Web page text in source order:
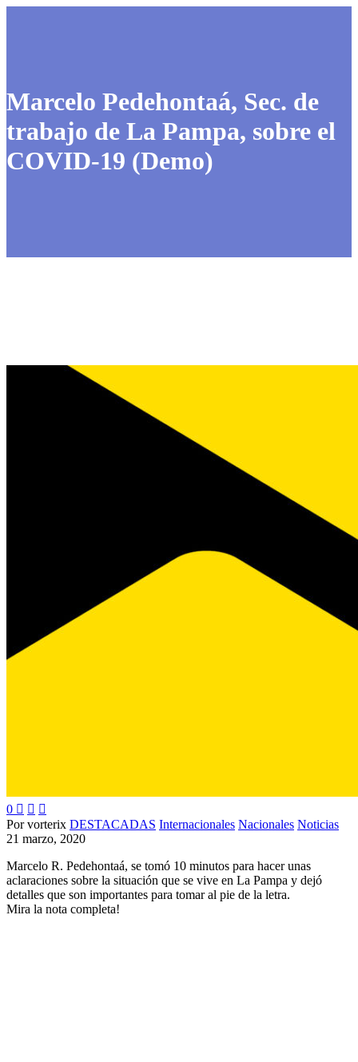
Marcelo Pedehontaá, Sec. de
trabajo de La Pampa, sobre el
COVID-19 (Demo)
0   
Por vorterix DESTACADAS Internacionales Nacionales Noticias
21 marzo, 2020
Marcelo R. Pedehontaá, se tomó 10 minutos para hacer unas
aclaraciones sobre la situación que se vive en La Pampa y dejó
detalles que son importantes para tomar al pie de la letra.
Mira la nota completa!